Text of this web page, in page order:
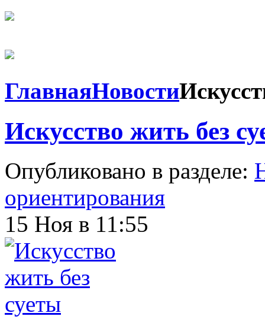
ГлавнаяНовости
Искусство жить без
Опубликовано в разделе:
ориентирования
15 Ноя в 11:55